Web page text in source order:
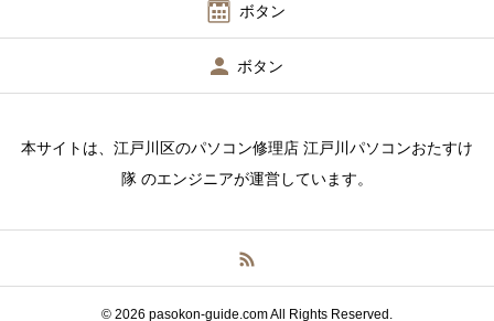
ボタン
ボタン
本サイトは、江戸川区のパソコン修理店 江戸川パソコンおたすけ
隊 のエンジニアが運営しています。
© 2026 pasokon-guide.com All Rights Reserved.